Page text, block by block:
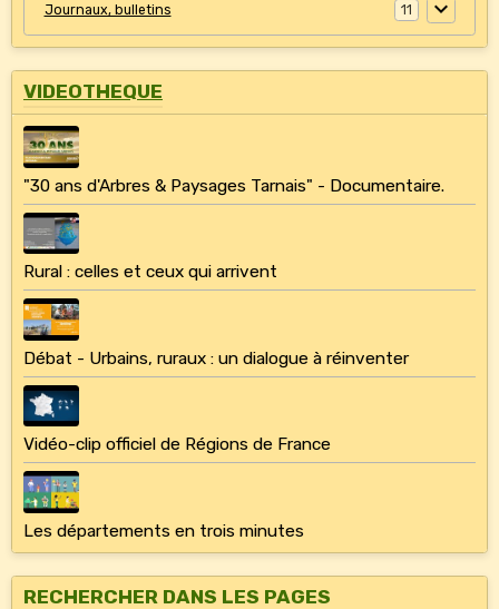
Journaux, bulletins 11
VIDEOTHEQUE
"30 ans d'Arbres & Paysages Tarnais" - Documentaire.
Rural : celles et ceux qui arrivent
Débat - Urbains, ruraux : un dialogue à réinventer
Vidéo-clip officiel de Régions de France
Les départements en trois minutes
RECHERCHER DANS LES PAGES